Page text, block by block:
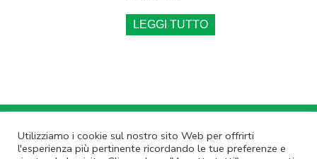
Utilizziamo i cookie sul nostro sito Web per offrirti
l'esperienza più pertinente ricordando le tue preferenze e
LEGGI TUTTO
Annulla Iscrizione |Privacy Policy
Non rispondere a questa email.Contatta Lazio Innova